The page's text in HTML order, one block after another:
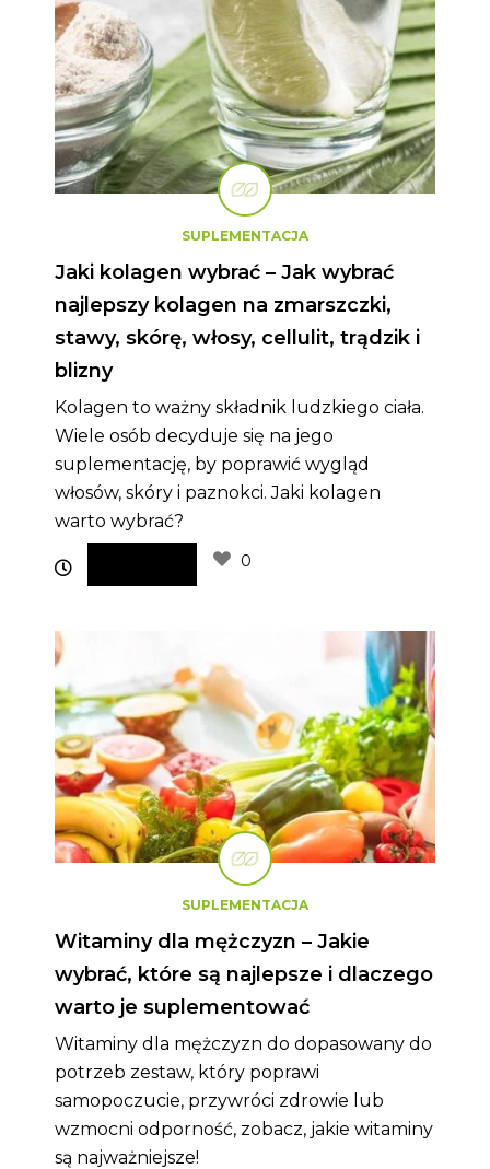
SUPLEMENTACJA
Jaki kolagen wybrać – Jak wybrać
najlepszy kolagen na zmarszczki,
stawy, skórę, włosy, cellulit, trądzik i
blizny
Kolagen to ważny składnik ludzkiego ciała.
Wiele osób decyduje się na jego
suplementację, by poprawić wygląd
włosów, skóry i paznokci. Jaki kolagen
warto wybrać?
0
SUPLEMENTACJA
Witaminy dla mężczyzn – Jakie
wybrać, które są najlepsze i dlaczego
warto je suplementować
Witaminy dla mężczyzn do dopasowany do
potrzeb zestaw, który poprawi
samopoczucie, przywróci zdrowie lub
wzmocni odporność, zobacz, jakie witaminy
są najważniejsze!